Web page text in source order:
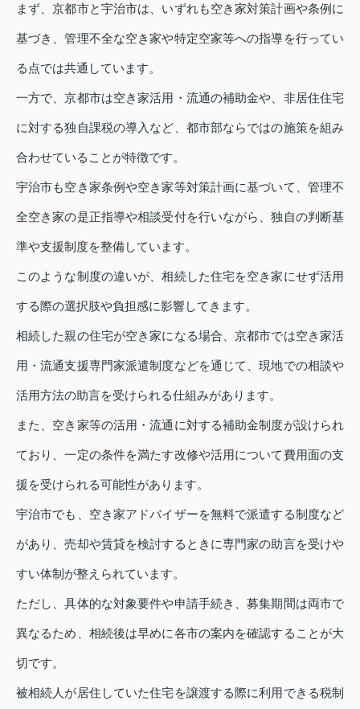
まず、京都市と宇治市は、いずれも空き家対策計画や条例に
基づき、管理不全な空き家や特定空家等への指導を行ってい
る点では共通しています。
一方で、京都市は空き家活用・流通の補助金や、非居住住宅
に対する独自課税の導入など、都市部ならではの施策を組み
合わせていることが特徴です。
宇治市も空き家条例や空き家等対策計画に基づいて、管理不
全空き家の是正指導や相談受付を行いながら、独自の判断基
準や支援制度を整備しています。
このような制度の違いが、相続した住宅を空き家にせず活用
する際の選択肢や負担感に影響してきます。
相続した親の住宅が空き家になる場合、京都市では空き家活
用・流通支援専門家派遣制度などを通じて、現地での相談や
活用方法の助言を受けられる仕組みがあります。
また、空き家等の活用・流通に対する補助金制度が設けられ
ており、一定の条件を満たす改修や活用について費用面の支
援を受けられる可能性があります。
宇治市でも、空き家アドバイザーを無料で派遣する制度など
があり、売却や賃貸を検討するときに専門家の助言を受けや
すい体制が整えられています。
ただし、具体的な対象要件や申請手続き、募集期間は両市で
異なるため、相続後は早めに各市の案内を確認することが大
切です。
被相続人が居住していた住宅を譲渡する際に利用できる税制